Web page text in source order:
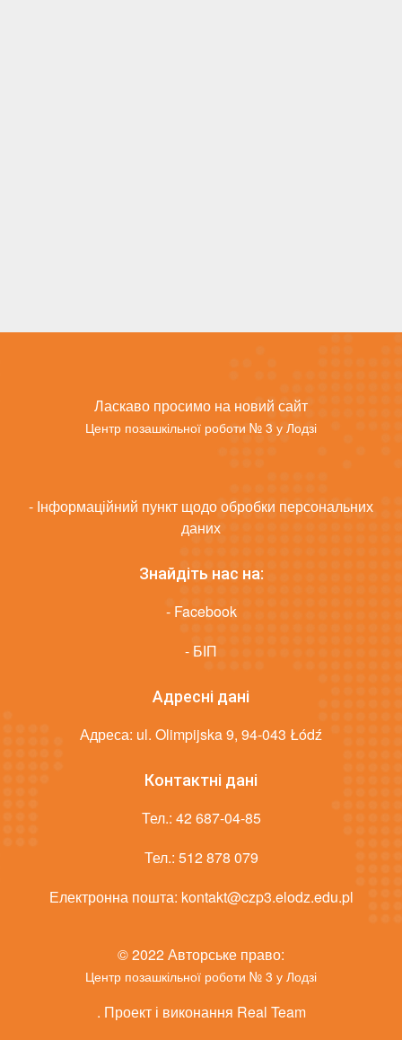
Ласкаво просимо на новий сайт
Центр позашкільної роботи № 3 у Лодзі
- Інформаційний пункт щодо обробки персональних
даних
Знайдіть нас на:
- Facebook
- БІП
Адресні дані
Адреса: ul. Olimpijska 9, 94-043 Łódź
Контактні дані
Тел.: 42 687-04-85
Тел.: 512 878 079
Електронна пошта: kontakt@czp3.elodz.edu.pl
© 2022 Авторське право:
Центр позашкільної роботи № 3 у Лодзі
. Проект і виконання Real Team